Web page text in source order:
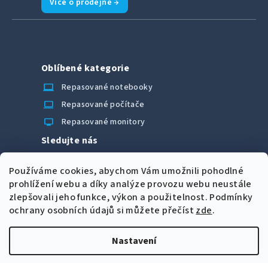
Používáme cookies, abychom Vám umožnili pohodlné
prohlížení webu a díky analýze provozu webu neustále
zlepšovali jeho funkce, výkon a použitelnost. Podmínky
ochrany osobních údajů si můžete přečíst zde.
Nastavení
Oblíbené kategorie
laptop_chromebook
Repasované notebooky
computer Repasované počítače
monitor Repasované monitory
Sledujte nás
Možnosti úhrady